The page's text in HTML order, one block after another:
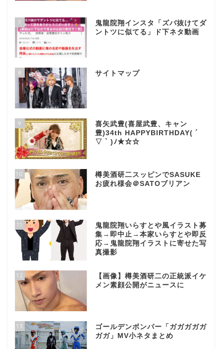
7
鬼龍院翔インスタ「ズバ抜けてダ
ントツに似てる」ド下ネタ動画
8 サイトマップ
9
喜矢武豊(喜屋武豊、キャン
豊)34th HAPPYBIRTHDAY( ´
▽ ` )ﾉ★☆☆
10
樽美酒研二スッピンでSASUKE
お疲れ様会＠SATOブリアン
11
鬼龍院翔いらすとや風イラスト募
集→即中止→本家いらすとや即反
応→鬼龍院翔イラストに寄せた写
真撮影
12
【画像】樽美酒研二の正統派イケ
メン素顔公開がニュースに
13
ゴールデンボンバー「ガガガガガ
ガガ」MV小ネタまとめ